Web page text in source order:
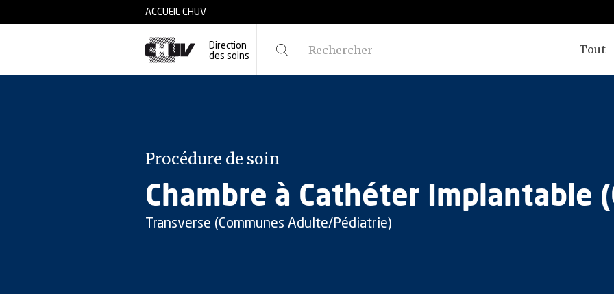
ACCUEIL CHUV
Direction
des soins
Tout
Procédure de soin
Chambre à Cathéter Implantable
Transverse (Communes Adulte/Pédiatrie)